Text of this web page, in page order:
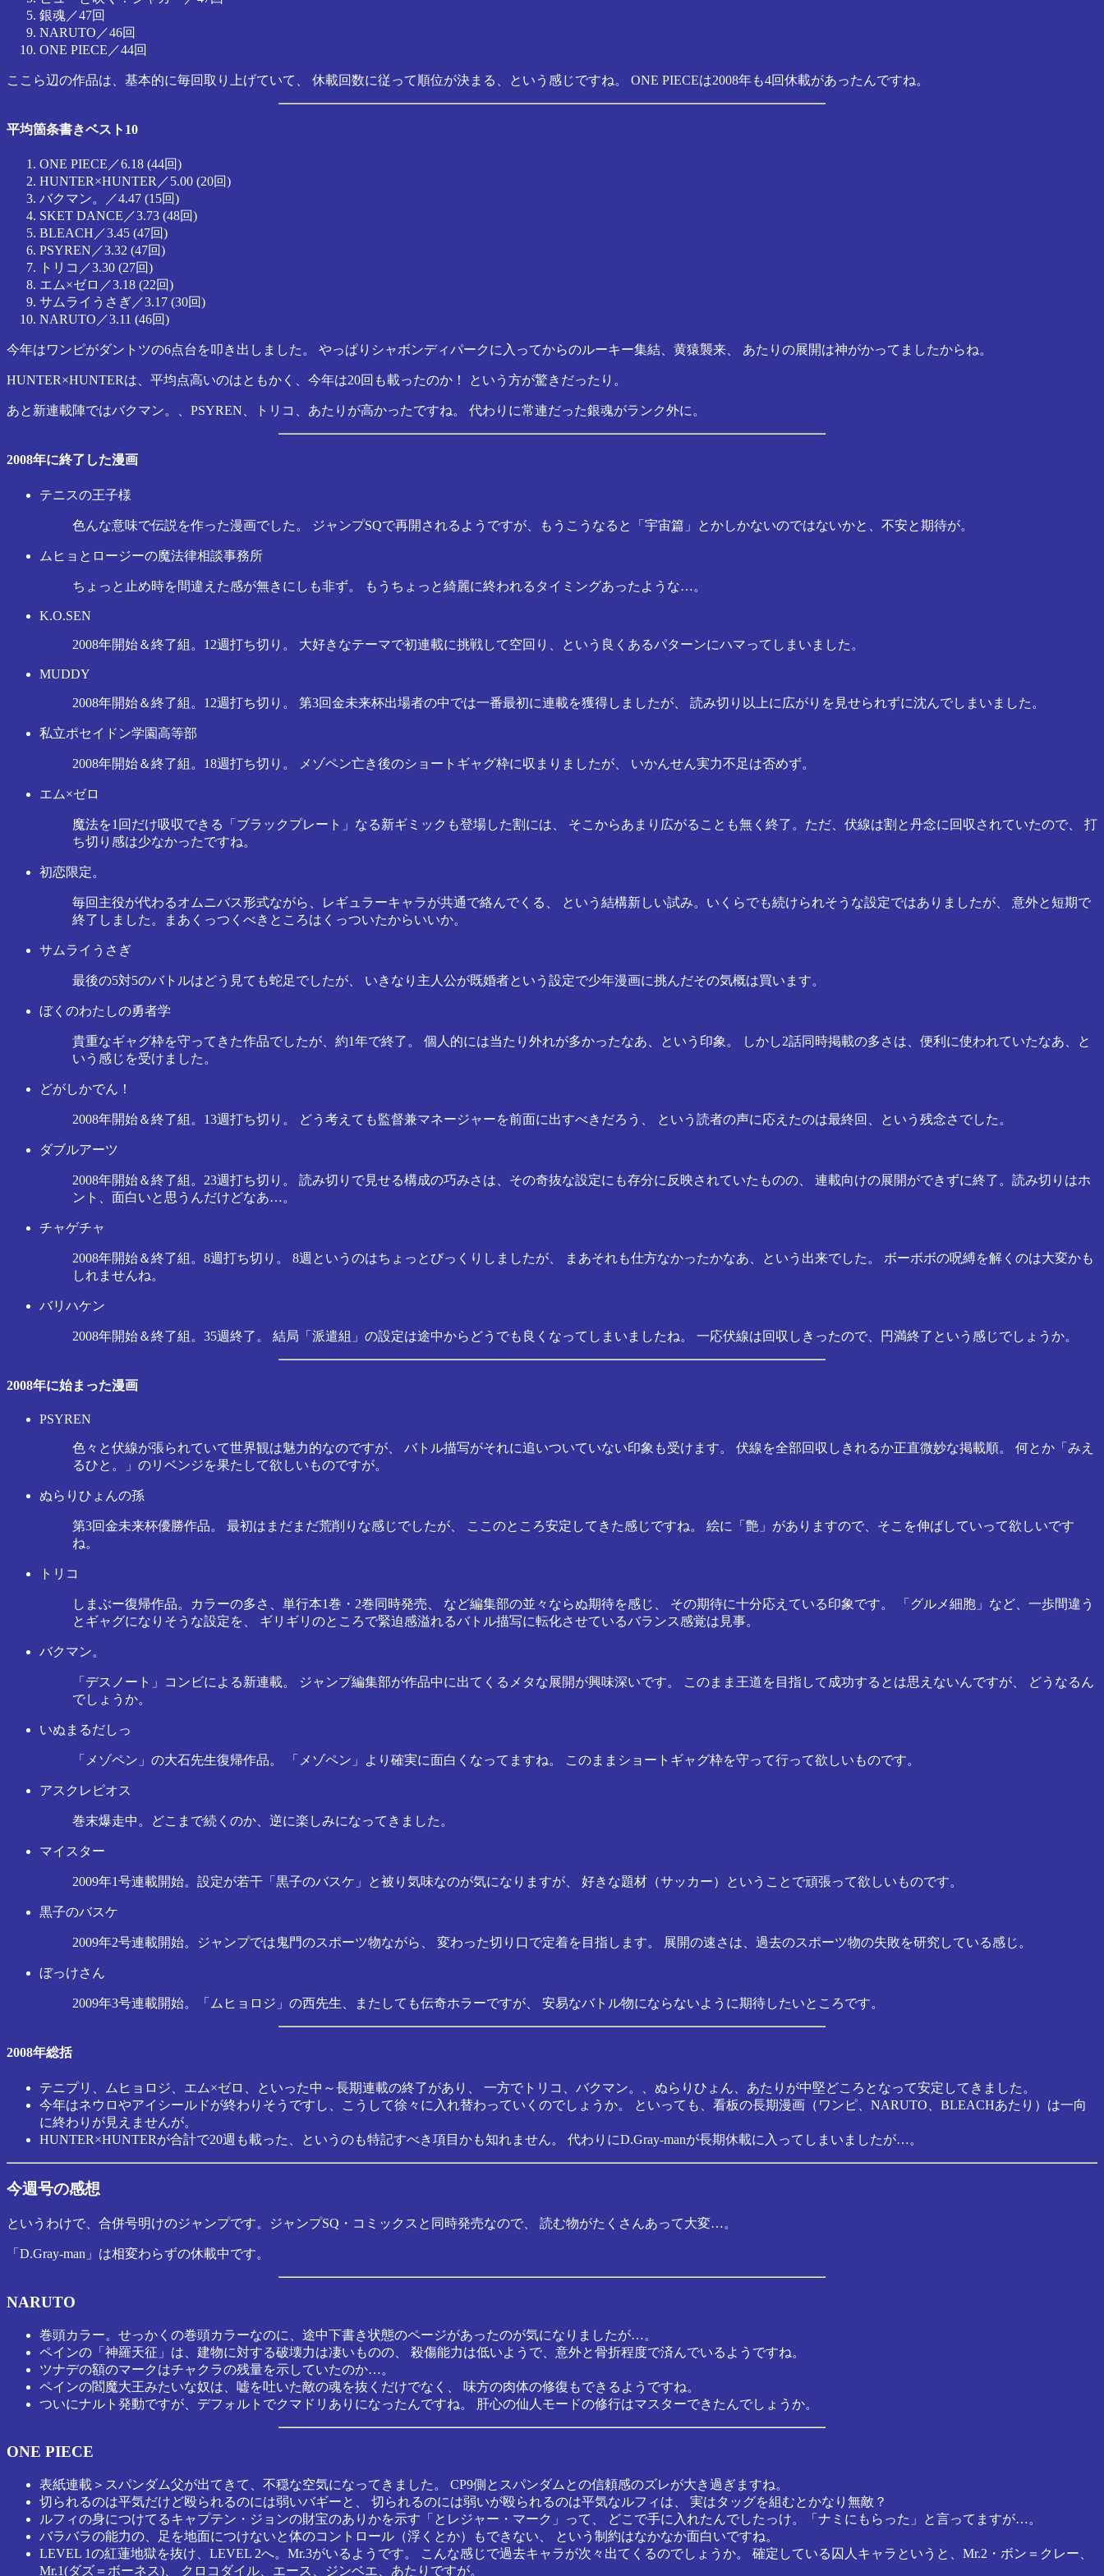
銀魂／47回
NARUTO／46回
ONE PIECE／44回
ここら辺の作品は、基本的に毎回取り上げていて、 休載回数に従って順位が決まる、という感じですね。 ONE PIECEは2008年も4回休載があったんですね。
平均箇条書きベスト10
ONE PIECE／6.18 (44回)
HUNTER×HUNTER／5.00 (20回)
バクマン。／4.47 (15回)
SKET DANCE／3.73 (48回)
BLEACH／3.45 (47回)
PSYREN／3.32 (47回)
トリコ／3.30 (27回)
エム×ゼロ／3.18 (22回)
サムライうさぎ／3.17 (30回)
NARUTO／3.11 (46回)
今年はワンピがダントツの6点台を叩き出しました。 やっぱりシャボンディパークに入ってからのルーキー集結、黄猿襲来、 あたりの展開は神がかってましたからね。
HUNTER×HUNTERは、平均点高いのはともかく、今年は20回も載ったのか！ という方が驚きだったり。
あと新連載陣ではバクマン。、PSYREN、トリコ、あたりが高かったですね。 代わりに常連だった銀魂がランク外に。
2008年に終了した漫画
テニスの王子様
色んな意味で伝説を作った漫画でした。 ジャンプSQで再開されるようですが、もうこうなると「宇宙篇」とかしかないのではないかと、不安と期待が。
ムヒョとロージーの魔法律相談事務所
ちょっと止め時を間違えた感が無きにしも非ず。 もうちょっと綺麗に終われるタイミングあったような…。
K.O.SEN
2008年開始＆終了組。12週打ち切り。 大好きなテーマで初連載に挑戦して空回り、という良くあるパターンにハマってしまいました。
MUDDY
2008年開始＆終了組。12週打ち切り。 第3回金未来杯出場者の中では一番最初に連載を獲得しましたが、 読み切り以上に広がりを見せられずに沈んでしまいました。
私立ポセイドン学園高等部
2008年開始＆終了組。18週打ち切り。 メゾペン亡き後のショートギャグ枠に収まりましたが、 いかんせん実力不足は否めず。
エム×ゼロ
魔法を1回だけ吸収できる「ブラックプレート」なる新ギミックも登場した割には、 そこからあまり広がることも無く終了。ただ、伏線は割と丹念に回収されていたので、 打
ち切り感は少なかったですね。
初恋限定。
毎回主役が代わるオムニバス形式ながら、レギュラーキャラが共通で絡んでくる、 という結構新しい試み。いくらでも続けられそうな設定ではありましたが、 意外と短期で
終了しました。まあくっつくべきところはくっついたからいいか。
サムライうさぎ
最後の5対5のバトルはどう見ても蛇足でしたが、 いきなり主人公が既婚者という設定で少年漫画に挑んだその気概は買います。
ぼくのわたしの勇者学
貴重なギャグ枠を守ってきた作品でしたが、約1年で終了。 個人的には当たり外れが多かったなあ、という印象。 しかし2話同時掲載の多さは、便利に使われていたなあ、と
いう感じを受けました。
どがしかでん！
2008年開始＆終了組。13週打ち切り。 どう考えても監督兼マネージャーを前面に出すべきだろう、 という読者の声に応えたのは最終回、という残念さでした。
ダブルアーツ
2008年開始＆終了組。23週打ち切り。 読み切りで見せる構成の巧みさは、その奇抜な設定にも存分に反映されていたものの、 連載向けの展開ができずに終了。読み切りはホ
ント、面白いと思うんだけどなあ…。
チャゲチャ
2008年開始＆終了組。8週打ち切り。 8週というのはちょっとびっくりしましたが、 まあそれも仕方なかったかなあ、という出来でした。 ボーボボの呪縛を解くのは大変かも
しれませんね。
バリハケン
2008年開始＆終了組。35週終了。 結局「派遣組」の設定は途中からどうでも良くなってしまいましたね。 一応伏線は回収しきったので、円満終了という感じでしょうか。
2008年に始まった漫画
PSYREN
色々と伏線が張られていて世界観は魅力的なのですが、 バトル描写がそれに追いついていない印象も受けます。 伏線を全部回収しきれるか正直微妙な掲載順。 何とか「みえ
るひと。」のリベンジを果たして欲しいものですが。
ぬらりひょんの孫
第3回金未来杯優勝作品。 最初はまだまだ荒削りな感じでしたが、 ここのところ安定してきた感じですね。 絵に「艶」がありますので、そこを伸ばしていって欲しいです
ね。
トリコ
しまぶー復帰作品。カラーの多さ、単行本1巻・2巻同時発売、 など編集部の並々ならぬ期待を感じ、 その期待に十分応えている印象です。 「グルメ細胞」など、一歩間違う
とギャグになりそうな設定を、 ギリギリのところで緊迫感溢れるバトル描写に転化させているバランス感覚は見事。
バクマン。
「デスノート」コンビによる新連載。 ジャンプ編集部が作品中に出てくるメタな展開が興味深いです。 このまま王道を目指して成功するとは思えないんですが、 どうなるん
でしょうか。
いぬまるだしっ
「メゾペン」の大石先生復帰作品。 「メゾペン」より確実に面白くなってますね。 このままショートギャグ枠を守って行って欲しいものです。
アスクレピオス
巻末爆走中。どこまで続くのか、逆に楽しみになってきました。
マイスター
2009年1号連載開始。設定が若干「黒子のバスケ」と被り気味なのが気になりますが、 好きな題材（サッカー）ということで頑張って欲しいものです。
黒子のバスケ
2009年2号連載開始。ジャンプでは鬼門のスポーツ物ながら、 変わった切り口で定着を目指します。 展開の速さは、過去のスポーツ物の失敗を研究している感じ。
ぼっけさん
2009年3号連載開始。「ムヒョロジ」の西先生、またしても伝奇ホラーですが、 安易なバトル物にならないように期待したいところです。
2008年総括
テニプリ、ムヒョロジ、エム×ゼロ、といった中～長期連載の終了があり、 一方でトリコ、バクマン。、ぬらりひょん、あたりが中堅どころとなって安定してきました。
今年はネウロやアイシールドが終わりそうですし、こうして徐々に入れ替わっていくのでしょうか。 といっても、看板の長期漫画（ワンピ、NARUTO、BLEACHあたり）は一向
に終わりが見えませんが。
HUNTER×HUNTERが合計で20週も載った、というのも特記すべき項目かも知れません。 代わりにD.Gray-manが長期休載に入ってしまいましたが…。
今週号の感想
というわけで、合併号明けのジャンプです。ジャンプSQ・コミックスと同時発売なので、 読む物がたくさんあって大変…。
「D.Gray-man」は相変わらずの休載中です。
NARUTO
巻頭カラー。せっかくの巻頭カラーなのに、途中下書き状態のページがあったのが気になりましたが…。
ペインの「神羅天征」は、建物に対する破壊力は凄いものの、 殺傷能力は低いようで、意外と骨折程度で済んでいるようですね。
ツナデの額のマークはチャクラの残量を示していたのか…。
ペインの閻魔大王みたいな奴は、嘘を吐いた敵の魂を抜くだけでなく、 味方の肉体の修復もできるようですね。
ついにナルト発動ですが、デフォルトでクマドリありになったんですね。 肝心の仙人モードの修行はマスターできたんでしょうか。
ONE PIECE
表紙連載＞スパンダム父が出てきて、不穏な空気になってきました。 CP9側とスパンダムとの信頼感のズレが大き過ぎますね。
切られるのは平気だけど殴られるのには弱いバギーと、 切られるのには弱いが殴られるのは平気なルフィは、 実はタッグを組むとかなり無敵？
ルフィの身につけてるキャプテン・ジョンの財宝のありかを示す「とレジャー・マーク」って、 どこで手に入れたんでしたっけ。「ナミにもらった」と言ってますが…。
バラバラの能力の、足を地面につけないと体のコントロール（浮くとか）もできない、 という制約はなかなか面白いですね。
LEVEL 1の紅蓮地獄を抜け、LEVEL 2へ。Mr.3がいるようです。 こんな感じで過去キャラが次々出てくるのでしょうか。 確定している囚人キャラというと、Mr.2・ボン＝クレー、
Mr.1(ダズ＝ボーネス)、 クロコダイル、エース、ジンベエ、あたりですが。